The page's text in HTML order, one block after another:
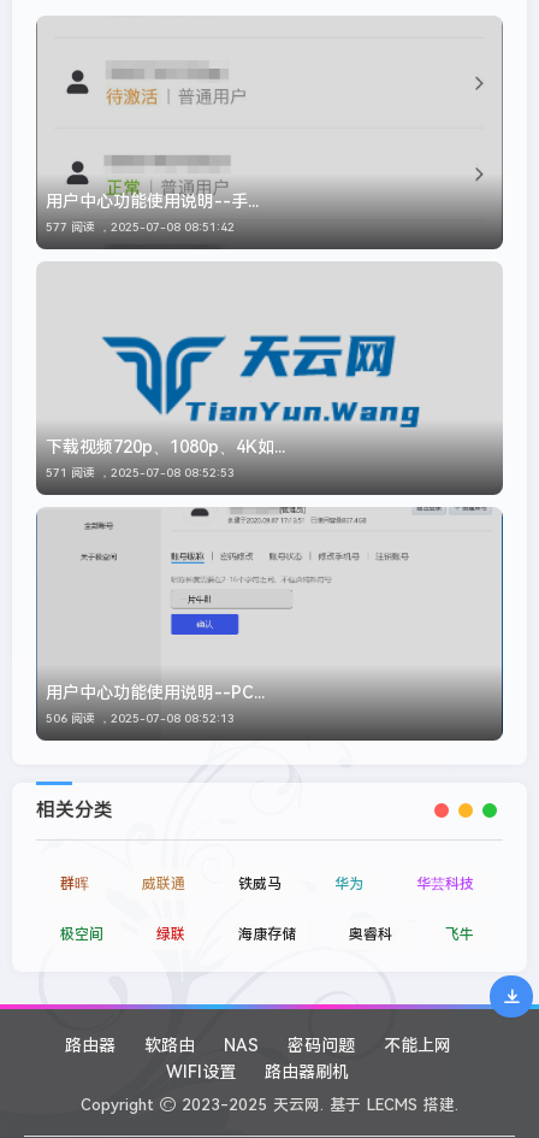
用户中心功能使用说明--手...
577 阅读 ， 2025-07-08 08:51:42
下载视频720p、1080p、4K如...
571 阅读 ， 2025-07-08 08:52:53
用户中心功能使用说明--PC...
506 阅读 ， 2025-07-08 08:52:13
相关分类
群晖 威联通 铁威马 华为 华芸科技
极空间 绿联 海康存储 奥睿科 飞牛
路由器 软路由 NAS 密码问题
不能上网
WIFI设置
路由器刷机
Copyright 2023-2025 天云网. 基于 LECMS 搭建.